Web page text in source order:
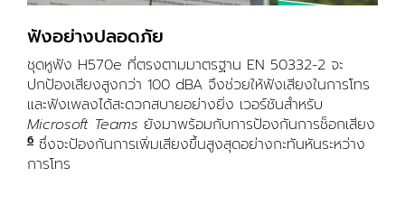
ฟังอย่างปลอดภัย
ชุดหูฟัง H570e ที่ตรงตามมาตรฐาน EN 50332-2 จะ
ปกป้องเสียงสูงกว่า 100 dBA จึงช่วยให้ฟังเสียงในการโทร
และฟังเพลงได้สะดวกสบายอย่างยิ่ง เวอร์ชันสำหรับ
Microsoft Teams ยังมาพร้อมกับการป้องกันการช็อกเสียง
6 กำหนดให้ต้องใช้ Logi Tune ซึ่งพร้อมใช้งานใน Windows แ
ซึ่งจะป้องกันการเพิ่มเสียงขึ้นสูงสุดอย่างกะทันหันระหว่าง
การโทร